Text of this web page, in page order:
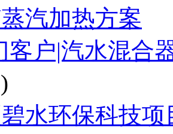
汽加热方案
客户|汽水混合
水环保科技项